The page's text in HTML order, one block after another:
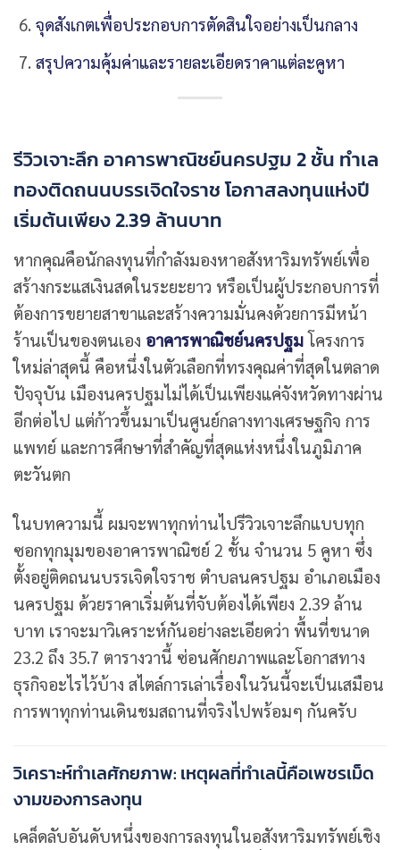
จุดสังเกตเพื่อประกอบการตัดสินใจอย่างเป็นกลาง
สรุปความคุ้มค่าและรายละเอียดราคาแต่ละคูหา
รีวิวเจาะลึก อาคารพาณิชย์นครปฐม 2 ชั้น ทำเล
ทองติดถนนบรรเจิดใจราช โอกาสลงทุนแห่งปี
เริ่มต้นเพียง 2.39 ล้านบาท
หากคุณคือนักลงทุนที่กำลังมองหาอสังหาริมทรัพย์เพื่อ
สร้างกระแสเงินสดในระยะยาว หรือเป็นผู้ประกอบการที่
ต้องการขยายสาขาและสร้างความมั่นคงด้วยการมีหน้า
ร้านเป็นของตนเอง อาคารพาณิชย์นครปฐมโครงการ
ใหม่ล่าสุดนี้ คือหนึ่งในตัวเลือกที่ทรงคุณค่าที่สุดในตลาด
ปัจจุบัน เมืองนครปฐมไม่ได้เป็นเพียงแค่จังหวัดทางผ่าน
อีกต่อไป แต่ก้าวขึ้นมาเป็นศูนย์กลางทางเศรษฐกิจ การ
แพทย์ และการศึกษาที่สำคัญที่สุดแห่งหนึ่งในภูมิภาค
ตะวันตก
ในบทความนี้ ผมจะพาทุกท่านไปรีวิวเจาะลึกแบบทุก
ซอกทุกมุมของอาคารพาณิชย์ 2 ชั้น จำนวน 5 คูหา ซึ่ง
ตั้งอยู่ติดถนนบรรเจิดใจราช ตำบลนครปฐม อำเภอเมือง
นครปฐม ด้วยราคาเริ่มต้นที่จับต้องได้เพียง 2.39 ล้าน
บาท เราจะมาวิเคราะห์กันอย่างละเอียดว่า พื้นที่ขนาด
23.2 ถึง 35.7 ตารางวานี้ ซ่อนศักยภาพและโอกาสทาง
ธุรกิจอะไรไว้บ้าง สไตล์การเล่าเรื่องในวันนี้จะเป็นเสมือน
การพาทุกท่านเดินชมสถานที่จริงไปพร้อมๆ กันครับ
วิเคราะห์ทำเลศักยภาพ: เหตุผลที่ทำเลนี้คือเพชรเม็ด
งามของการลงทุน
เคล็ดลับอันดับหนึ่งของการลงทุนในอสังหาริมทรัพย์เชิง